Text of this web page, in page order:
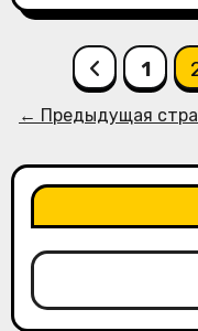
Пагинация
записей
1
← Предыдущая